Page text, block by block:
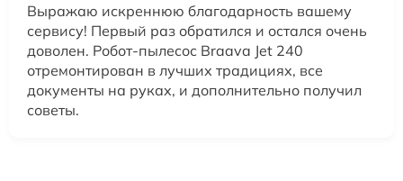
Выражаю искреннюю благодарность вашему
сервису! Первый раз обратился и остался очень
доволен. Робот-пылесос Braava Jet 240
отремонтирован в лучших традициях, все
документы на руках, и дополнительно получил
советы.